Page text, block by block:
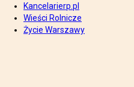
Kancelarierp.pl
Wieści Rolnicze
Życie Warszawy